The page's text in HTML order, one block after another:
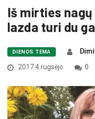
Iš mirties
lazda turi du
DIENOS TEMA
2017 4 rugsėjo
0